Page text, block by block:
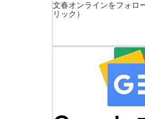
文春オンラインをフォロ
リック）